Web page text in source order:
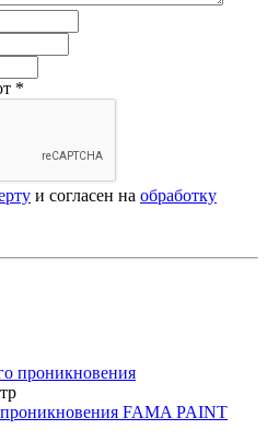
*
и согласен на обработку
проникновения FAMA PAINT